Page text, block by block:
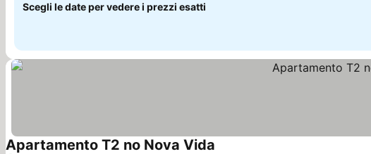
Scegli le date per vedere i prezzi esatti
Apartamento T2 no Nova Vida